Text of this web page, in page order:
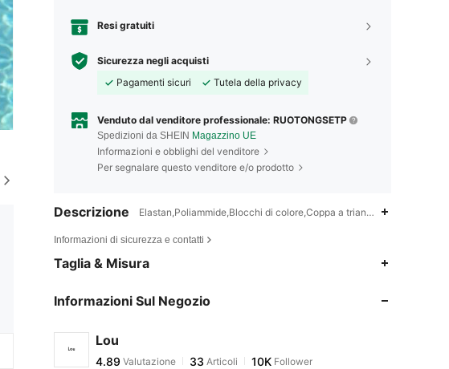
Resi gratuiti
Sicurezza negli acquisti
Pagamenti sicuri
Tutela della privacy
Venduto dal venditore professionale: RUOTONGSETP
Spedizioni da SHEIN Magazzino UE
Informazioni e obblighi del venditore
Per segnalare questo venditore e/o prodotto
Descrizione Elastan,Poliammide,Blocchi di colore,Coppa a triangolo
Informazioni di sicurezza e contatti
Taglia & Misura
Informazioni Sul Negozio
Lou
4.89 33
4.89
f***ipagato 1 giorno fa